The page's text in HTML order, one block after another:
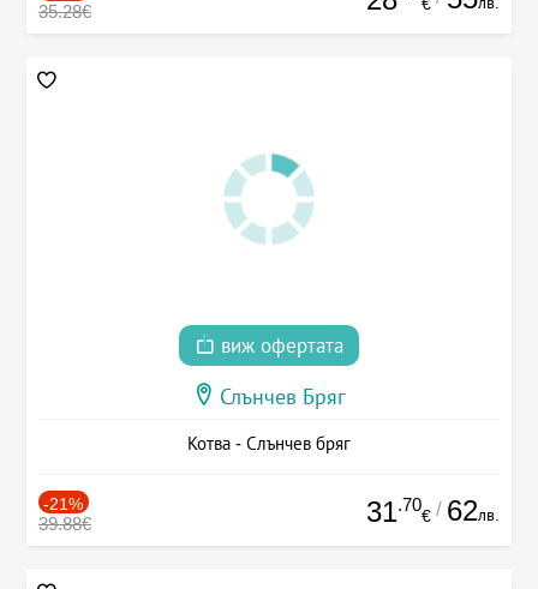
35.28€ €
виж офертата
Слънчев Бряг
Котва - Слънчев бряг
-21%
39.88€ 31.70
€ / 62лв.